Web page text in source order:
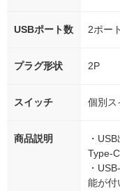
USBポート数 2ポー
プラグ形状 2P
スイッチ 個別ス
商品説明
・
Type-
・
能が付